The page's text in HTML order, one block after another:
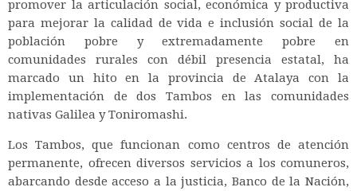
promover la articulación social, económica y productiva
para mejorar la calidad de vida e inclusión social de la
población pobre y extremadamente pobre en
comunidades rurales con débil presencia estatal, ha
marcado un hito en la provincia de Atalaya con la
implementación de dos Tambos en las comunidades
nativas Galilea y Toniromashi.
Los Tambos, que funcionan como centros de atención
permanente, ofrecen diversos servicios a los comuneros,
abarcando desde acceso a la justicia, Banco de la Nación,